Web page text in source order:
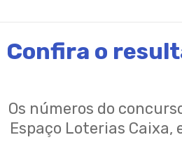
Confira o
Os números do
Espaço Loterias Caixa,